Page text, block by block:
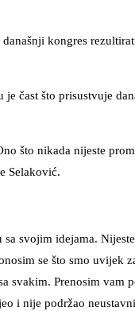
kongres
čast što prisustvuje
što nikada nijeste
Selaković.
svojim idejama.
se što smo uvijek
svakim. Prenosim vam
i nije podržao